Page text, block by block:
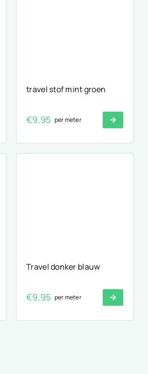
travel stof mint groen
€9,95 per meter
Travel donker blauw
€9,95 per meter